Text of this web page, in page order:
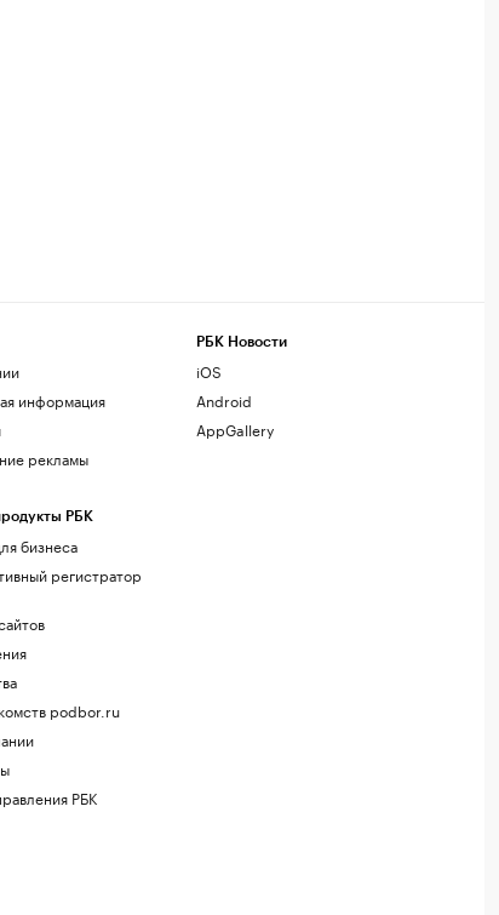
информация
рекламы
РБК
бизнеса
регистратор
podbor.ru
РБК
РБК Новости
iOS
Android
AppGallery